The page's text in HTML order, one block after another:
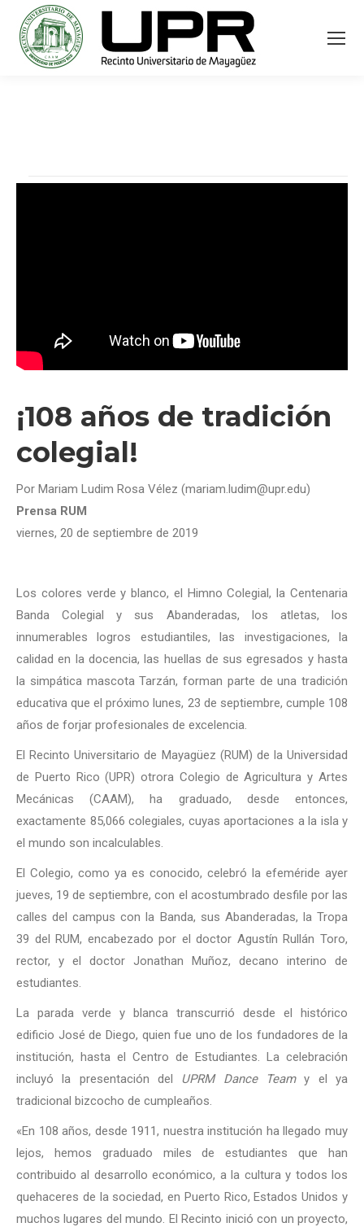
¡108 años de tradición
colegial!
Por Mariam Ludim Rosa Vélez (mariam.ludim@upr.edu)
Prensa RUM
viernes, 20 de septiembre de 2019
Los colores verde y blanco, el Himno Colegial, la Centenaria
Banda Colegial y sus Abanderadas, los atletas, los
innumerables logros estudiantiles, las investigaciones, la
calidad en la docencia, las huellas de sus egresados y hasta
la simpática mascota Tarzán, forman parte de una tradición
educativa que el próximo lunes, 23 de septiembre, cumple 108
años de forjar profesionales de excelencia.
El Recinto Universitario de Mayagüez (RUM) de la Universidad
de Puerto Rico (UPR) otrora Colegio de Agricultura y Artes
Mecánicas (CAAM), ha graduado, desde entonces,
exactamente 85,066 colegiales, cuyas aportaciones a la isla y
el mundo son incalculables.
El Colegio, como ya es conocido, celebró la efeméride ayer
jueves, 19 de septiembre, con el acostumbrado desfile por las
calles del campus con la Banda, sus Abanderadas, la Tropa
39 del RUM, encabezado por el doctor Agustín Rullán Toro,
rector, y el doctor Jonathan Muñoz, decano interino de
estudiantes.
La parada verde y blanca transcurrió desde el histórico
edificio José de Diego, quien fue uno de los fundadores de la
institución, hasta el Centro de Estudiantes. La celebración
incluyó la presentación del UPRM Dance Teamy el ya
tradicional bizcocho de cumpleaños.
«En 108 años, desde 1911, nuestra institución ha llegado muy
lejos, hemos graduado miles de estudiantes que han
contribuido al desarrollo económico, a la cultura y todos los
quehaceres de la sociedad, en Puerto Rico, Estados Unidos y
muchos lugares del mundo. El Recinto inició con un proyecto,